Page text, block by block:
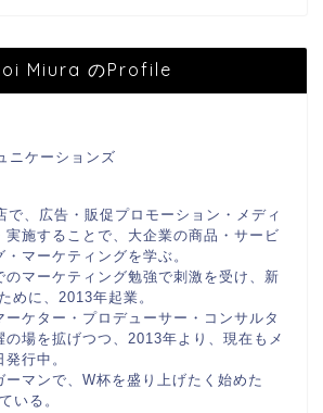
Miura のProfile
ニケーションズ
で、広告・販促プロモーション・メディ
実施することで、大企業の商品・サービ
マーケティングを学ぶ。
のマーケティング勉強で刺激を受け、新
めに、2013年起業。
ケター・プロデューサー・コンサルタ
の場を拡げつつ、2013年より、現在もメ
行中。
ーマンで、W杯を盛り上げたく始めた
いる。